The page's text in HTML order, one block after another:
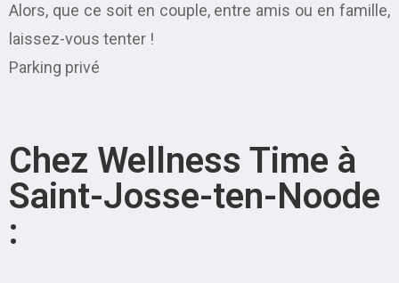
Alors, que ce soit en couple, entre amis ou en famille,
laissez-vous tenter !
Parking privé
Chez Wellness Time à
Saint-Josse-ten-Noode
: